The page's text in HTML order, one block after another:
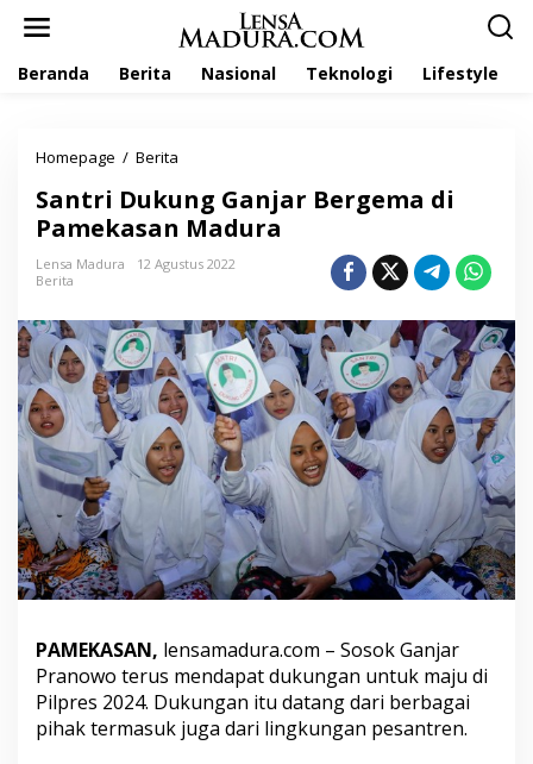
Beranda Berita Nasional Teknologi Lifestyle
Homepage / Berita
n
i
k
u
n
g
G
a
n
j
B
e
r
g
m
a
d
i
P
Santri Dukung Ganjar Bergema di
Pamekasan Madura
Lensa Madura
12 Agustus 2022
Berita
PAMEKASAN, lensamadura.com – Sosok Ganjar
Pranowo terus mendapat dukungan untuk maju di
Pilpres 2024. Dukungan itu datang dari berbagai
pihak termasuk juga dari lingkungan pesantren.